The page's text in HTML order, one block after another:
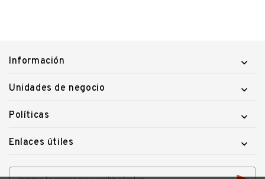
Información 
Unidades de negocio 
Políticas 
Enlaces útiles 